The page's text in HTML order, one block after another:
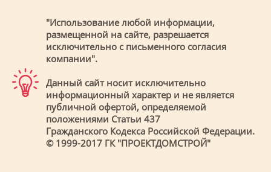
"Использование любой информации,
размещенной на сайте, разрешается
исключительно с письменного согласия
компании".
Данный сайт носит исключительно
информационный характер и не является
публичной офертой, определяемой
положениями Статьи 437
Гражданского Кодекса Российской Федерации.
© 1999-2017 ГК "ПРОЕКТДОМСТРОЙ"